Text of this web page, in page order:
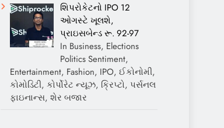
શિપરોકેટનો IPO 12
ઓગસ્ટે ખૂલશે,
પ્રાઇસબેન્ડ રૂ. 92-97
In Business, Elections
Politics Sentiment,
Entertainment, Fashion, IPO, ઈકોનોમી,
કોમોડિટી, કોર્પોરેટ ન્યૂઝ, ક્રિપ્ટો, પર્સનલ
ફાઇનાન્સ, શેર બજાર